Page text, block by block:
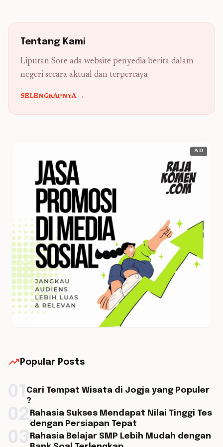
Tentang Kami
Liputan Sore ada website penyedia berita dalam
negeri secara aktual dan terpercaya
SELENGKAPNYA →
AD
trending_up Popular Posts
Cari Tempat Wisata di Jogja yang Populer
?
Rahasia Sukses Mendapat Nilai Tinggi Tes
dengan Persiapan Tepat
Rahasia Belajar SMP Lebih Mudah dengan